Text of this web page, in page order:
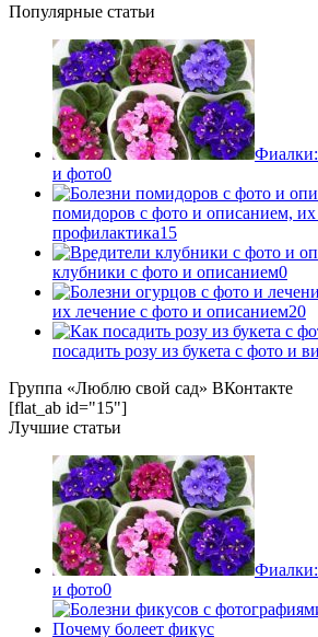
Популярные статьи
Фиалки:
и фото0
помидоров с фото и описанием, их
профилактика15
клубники с фото и описанием0
их лечение с фото и описанием20
посадить розу из букета с фото и
Группа «Люблю свой сад» ВКонтакте
[flat_ab id="15"]
Лучшие статьи
Фиалки:
и фото0